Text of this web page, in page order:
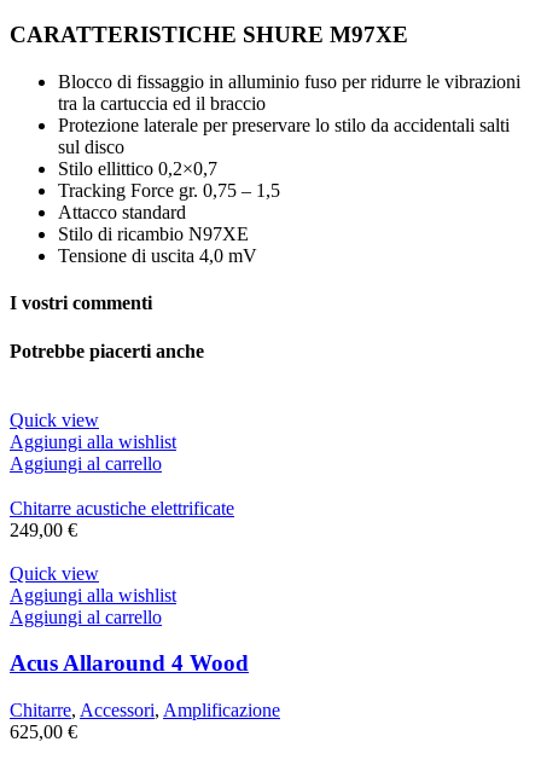
CARATTERISTICHE SHURE M97XE
Blocco di fissaggio in alluminio fuso per ridurre le vibrazioni
tra la cartuccia ed il braccio
Protezione laterale per preservare lo stilo da accidentali salti
sul disco
Stilo ellittico 0,2×0,7
Tracking Force gr. 0,75 – 1,5
Attacco standard
Stilo di ricambio N97XE
Tensione di uscita 4,0 mV
I vostri commenti
Potrebbe piacerti anche
Quick view
Aggiungi alla wishlist
Aggiungi al carrello
Chitarre acustiche elettrificate
249,00 €
Quick view
Aggiungi alla wishlist
Aggiungi al carrello
Acus Allaround 4 Wood
Chitarre, Accessori, Amplificazione
625,00 €